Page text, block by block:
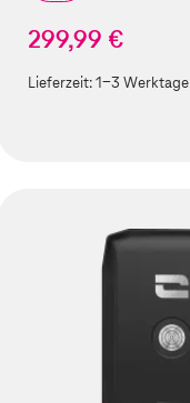
299,99 €
Lieferzeit:1-3 Werktage